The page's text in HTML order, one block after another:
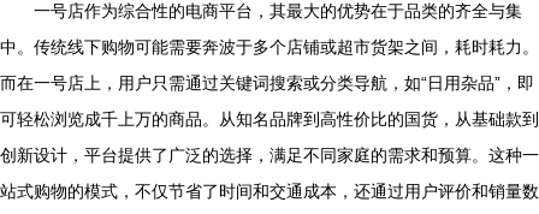
一号店作为综合性的电商平台，其最大的优势在于品类的齐全与集
中。传统线下购物可能需要奔波于多个店铺或超市货架之间，耗时耗力。
而在一号店上，用户只需通过关键词搜索或分类导航，如“日用杂品”，即
可轻松浏览成千上万的商品。从知名品牌到高性价比的国货，从基础款到
创新设计，平台提供了广泛的选择，满足不同家庭的需求和预算。这种一
站式购物的模式，不仅节省了时间和交通成本，还通过用户评价和销量数